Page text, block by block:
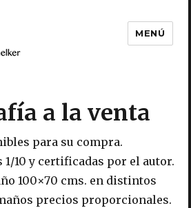
MENÚ
a la venta
para su compra.
10 y certificadas por el autor.
100×70 cms. en distintos
precios proporcionales.